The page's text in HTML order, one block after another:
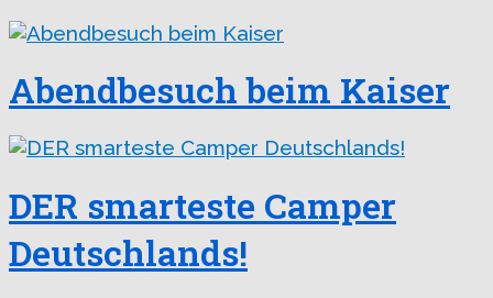
Abendbesuch beim Kaiser
DER smarteste Camper
Deutschlands!